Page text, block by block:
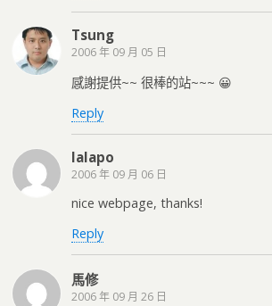
Tsung
2006 年 09 月 05 日
感謝提供~~ 很棒的站~~~ 😀
Reply
lalapo
2006 年 09 月 06 日
nice webpage, thanks!
Reply
馬修
2006 年 09 月 26 日